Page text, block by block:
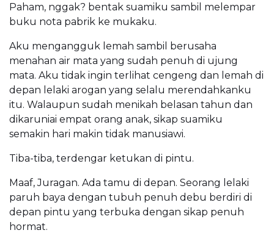
Paham, nggak? bentak suamiku sambil melempar
buku nota pabrik ke mukaku.
Aku mengangguk lemah sambil berusaha
menahan air mata yang sudah penuh di ujung
mata. Aku tidak ingin terlihat cengeng dan lemah di
depan lelaki arogan yang selalu merendahkanku
itu. Walaupun sudah menikah belasan tahun dan
dikaruniai empat orang anak, sikap suamiku
semakin hari makin tidak manusiawi.
Tiba-tiba, terdengar ketukan di pintu.
Maaf, Juragan. Ada tamu di depan. Seorang lelaki
paruh baya dengan tubuh penuh debu berdiri di
depan pintu yang terbuka dengan sikap penuh
hormat.